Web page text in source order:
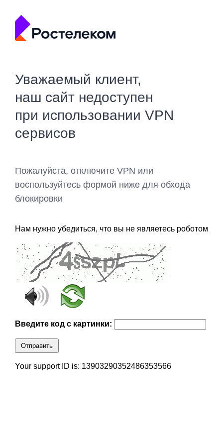
Уважаемый клиент,
наш сайт недоступен
при использовании VPN
сервисов
Пожалуйста, отключите VPN или
воспользуйтесь формой ниже для обхода
блокировки
Нам нужно убедиться, что вы не являетесь роботом
Введите код с картинки:
Отправить
Your support ID is: 13903290352486353566